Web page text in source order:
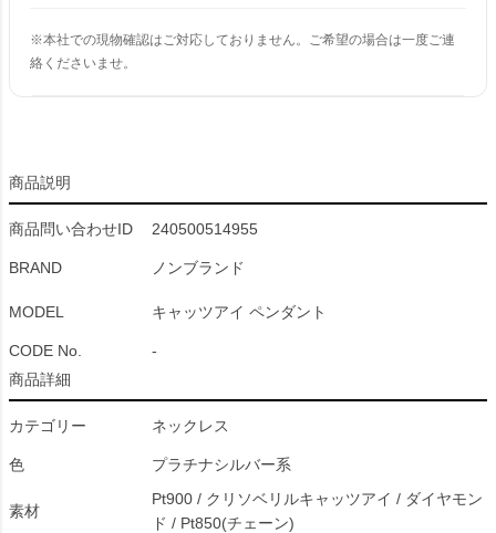
※本社での現物確認はご対応しておりません。ご希望の場合は一度ご連
絡くださいませ。
商品説明
商品問い合わせID 240500514955
BRAND ノンブランド
MODEL キャッツアイ ペンダント
CODE No.
-
商品詳細
カテゴリー ネックレス
色 プラチナシルバー系
素材
Pt900 / クリソベリルキャッツアイ / ダイヤモン
ド / Pt850(チェーン)